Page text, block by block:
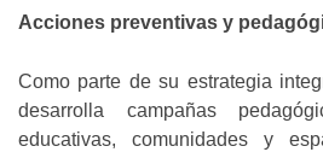
Acciones preventivas y
Como parte de su estrategia
desarrolla campañas
educativas, comunidades y